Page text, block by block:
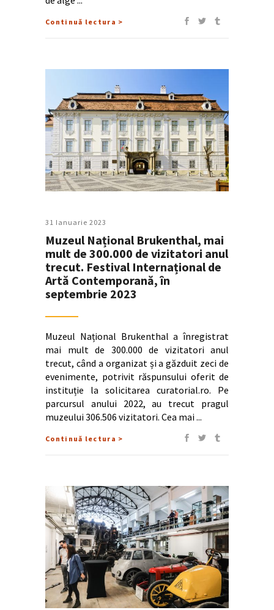
Continuă lectura >
31 Ianuarie 2023
Muzeul Național Brukenthal, mai
mult de 300.000 de vizitatori anul
trecut. Festival Internațional de
Artă Contemporană, în
septembrie 2023
Muzeul Național Brukenthal a înregistrat
mai mult de 300.000 de vizitatori anul
trecut, când a organizat și a găzduit zeci de
evenimente, potrivit răspunsului oferit de
instituție la solicitarea curatorial.ro. Pe
parcursul anului 2022, au trecut pragul
muzeului 306.506 vizitatori. Cea mai
Continuă lectura >